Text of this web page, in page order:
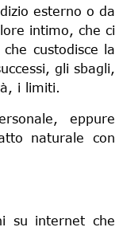
esterno o da
intimo, che ci
custodisce la
gli sbagli,
i limiti.
eppure
naturale con
su internet che